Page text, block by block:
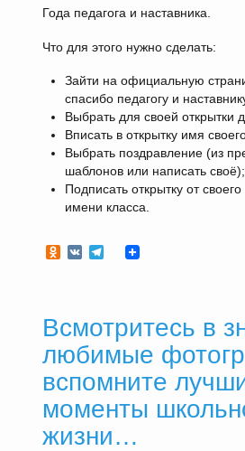
Года педагога и наставника.
Что для этого нужно сделать:
Зайти на официальную
спасибо педагогу и
Выбрать для своей открытки
Вписать в открытку имя
Выбрать поздравление (из
шаблонов или написать своё);
Подписать открытку от
имени класса.
Odnoklassniki
VKTelegram
Всмотритесь в
любимые
вспомните
моменты
жизни…